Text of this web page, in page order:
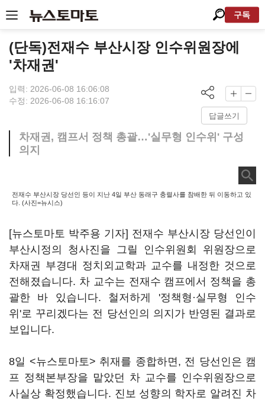
구독
(단독)전재수 부산시장 인수위원장에
'차재권'
입력: 2026-06-08 16:06:08
수정: 2026-06-08 16:16:07
답글쓰기
차재권, 캠프서 정책 총괄…'실무형 인수위' 구성
의지
전재수 부산시장 당선인 등이 지난 4일 부산 동래구 충렬사를 참배한 뒤 이동하고 있
다. (사진=뉴시스)
[뉴스토마토 박주용 기자] 전재수 부산시장 당선인이
부산시정의 청사진을 그릴 인수위원회 위원장으로
차재권 부경대 정치외교학과 교수를 내정한 것으로
전해졌습니다. 차 교수는 전재수 캠프에서 정책을 총
괄한 바 있습니다. 철저하게 '정책형·실무형 인수
위'로 꾸리겠다는 전 당선인의 의지가 반영된 결과로
보입니다.
8일 <뉴스토마토> 취재를 종합하면, 전 당선인은 캠
프 정책본부장을 맡았던 차 교수를 인수위원장으로
사실상 확정했습니다. 진보 성향의 학자로 알려진 차